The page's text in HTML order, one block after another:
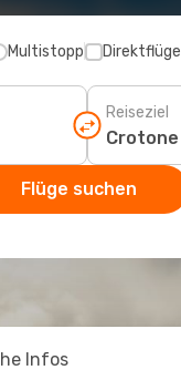
Multistopp Direktflüge
Reiseziel
Flüge suchen
Infos